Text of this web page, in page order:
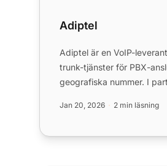
Adiptel
Adiptel är en VoIP-
trunk-tjänster för PBX-
geografiska nummer. I
Jan 20, 2026 2 min läsning